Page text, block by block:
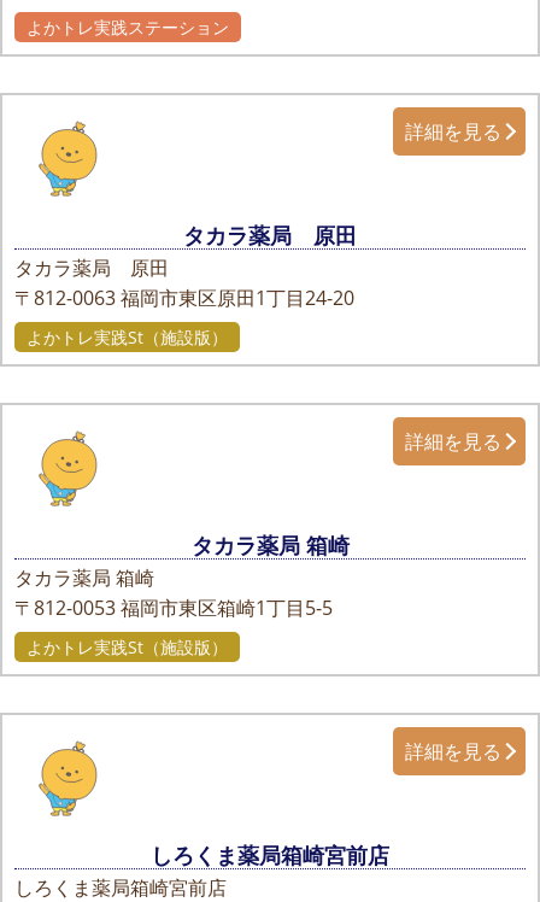
よかトレ実践ステーション
タカラ薬局 原田
タカラ薬局 原田
〒812-0063福岡市東区原田1丁目24-20
詳細を見る
よかトレ実践St（施設版）
タカラ薬局 箱崎
タカラ薬局 箱崎
〒812-0053福岡市東区箱崎1丁目5-5
詳細を見る
よかトレ実践St（施設版）
しろくま薬局箱崎宮前店
しろくま薬局箱崎宮前店
詳細を見る